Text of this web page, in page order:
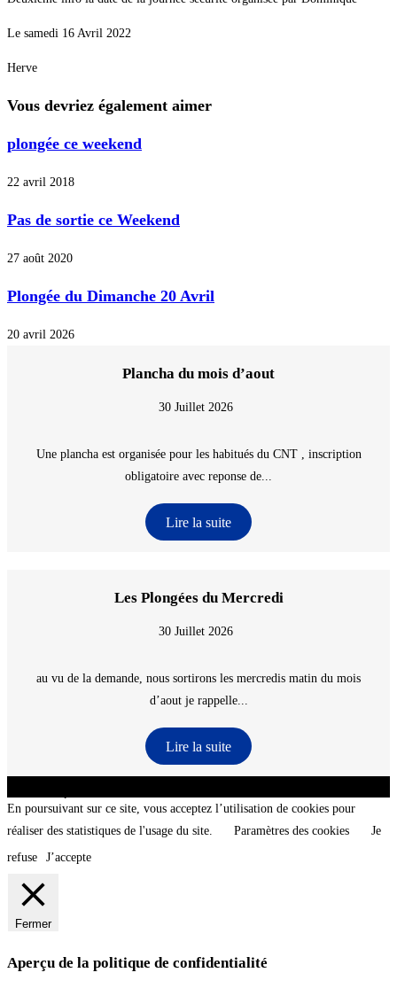
Le samedi 16 Avril 2022
Herve
Vous devriez également aimer
plongée ce weekend
22 avril 2018
Pas de sortie ce Weekend
27 août 2020
Plongée du Dimanche 20 Avril
20 avril 2026
Plancha du mois d’aout
30 Juillet 2026
Une plancha est organisée pour les habitués du CNT , inscription
obligatoire avec reponse de...
Lire la suite
Les Plongées du Mercredi
30 Juillet 2026
au vu de la demande, nous sortirons les mercredis matin du mois
d’aout je rappelle...
Lire la suite
En poursuivant sur ce site, vous acceptez l’utilisation de cookies pour
réaliser des statistiques de l'usage du site.
Paramètres des cookies
Je
refuse
J’accepte
Fermer
Aperçu de la politique de confidentialité